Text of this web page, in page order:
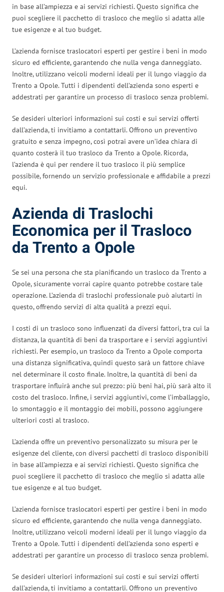
in base all’ampiezza e ai servizi richiesti. Questo significa che
puoi scegliere il pacchetto di trasloco che meglio si adatta alle
tue esigenze e al tuo budget.
L’azienda fornisce traslocatori esperti per gestire i beni in modo
sicuro ed efficiente, garantendo che nulla venga danneggiato.
Inoltre, utilizzano veicoli moderni ideali per il lungo viaggio da
Trento a Opole. Tutti i dipendenti dell’azienda sono esperti e
addestrati per garantire un processo di trasloco senza problemi.
Se desideri ulteriori informazioni sui costi e sui servizi offerti
dall’azienda, ti invitiamo a contattarli. Offrono un preventivo
gratuito e senza impegno, così potrai avere un’idea chiara di
quanto costerà il tuo trasloco da Trento a Opole. Ricorda,
l’azienda è qui per rendere il tuo trasloco il più semplice
possibile, fornendo un servizio professionale e affidabile a prezzi
equi.
Azienda di Traslochi
Economica per il Trasloco
da Trento a Opole
Se sei una persona che sta pianificando un trasloco da Trento a
Opole, sicuramente vorrai capire quanto potrebbe costare tale
operazione. L’azienda di traslochi professionale può aiutarti in
questo, offrendo servizi di alta qualità a prezzi equi.
I costi di un trasloco sono influenzati da diversi fattori, tra cui la
distanza, la quantità di beni da trasportare e i servizi aggiuntivi
richiesti. Per esempio, un trasloco da Trento a Opole comporta
una distanza significativa, quindi questo sarà un fattore chiave
nel determinare il costo finale. Inoltre, la quantità di beni da
trasportare influirà anche sul prezzo: più beni hai, più sarà alto il
costo del trasloco. Infine, i servizi aggiuntivi, come l’imballaggio,
lo smontaggio e il montaggio dei mobili, possono aggiungere
ulteriori costi al trasloco.
L’azienda offre un preventivo personalizzato su misura per le
esigenze del cliente, con diversi pacchetti di trasloco disponibili
in base all’ampiezza e ai servizi richiesti. Questo significa che
puoi scegliere il pacchetto di trasloco che meglio si adatta alle
tue esigenze e al tuo budget.
L’azienda fornisce traslocatori esperti per gestire i beni in modo
sicuro ed efficiente, garantendo che nulla venga danneggiato.
Inoltre, utilizzano veicoli moderni ideali per il lungo viaggio da
Trento a Opole. Tutti i dipendenti dell’azienda sono esperti e
addestrati per garantire un processo di trasloco senza problemi.
Se desideri ulteriori informazioni sui costi e sui servizi offerti
dall’azienda, ti invitiamo a contattarli. Offrono un preventivo